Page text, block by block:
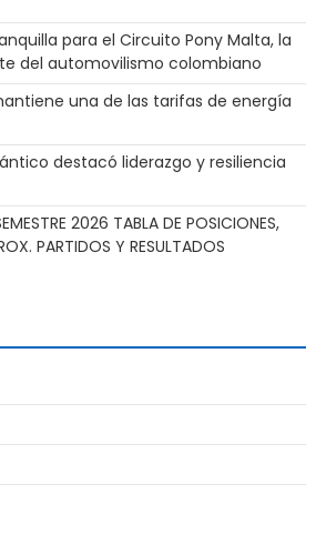
para el Circuito Pony Malta, la
del automovilismo colombiano
una de las tarifas de energía
destacó liderazgo y resiliencia
2026 TABLA DE POSICIONES,
PARTIDOS Y RESULTADOS